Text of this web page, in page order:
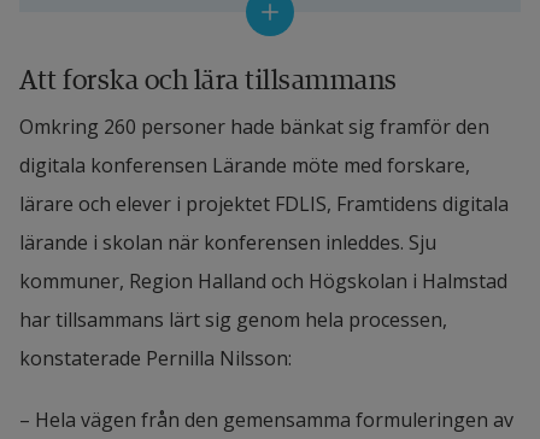
Varbergs kommun och Ängelholms kommun för
kunskapskliv inom skolans digitalisering. Totalt
satsade parterna drygt 8 miljoner kronor på
samarbetet under tre år, 2018–2020.
De övergripande målen för FDLIS var att förena
vetenskap och praktik och på så vis utveckla, pröva
och utvärdera för att gemensamt samla digitala
lärresurser, verka för en likvärdig skola som är
och barn/elever samt att utveckla ledarskapet i den
Att forska och lära tillsammans
Omkring 260 personer hade bänkat sig framför den
digitala konferensen Lärande möte med forskare,
lärare och elever i projektet FDLIS, Framtidens digitala
lärande i skolan när konferensen inleddes. Sju
kommuner, Region Halland och Högskolan i Halmstad
har tillsammans lärt sig genom hela processen,
konstaterade Pernilla Nilsson:
– Hela vägen från den gemensamma formuleringen av